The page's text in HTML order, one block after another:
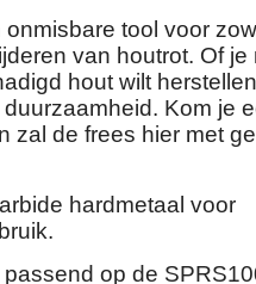
tool voor
van houtrot. Of je
hout wilt
Kom je
zal de frees hier met
hardmetaal voor
op de